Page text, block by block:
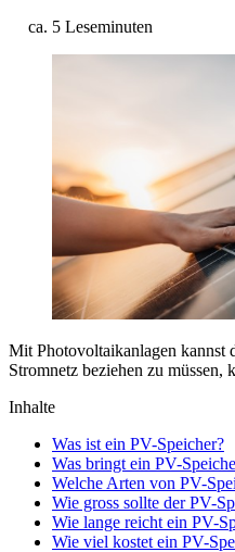
ca. 5 Leseminuten
Mit Photovoltaikanlagen kannst
Stromnetz beziehen zu
Inhalte
Was ist ein PV-Speicher?
Was bringt ein PV-
Welche Arten von PV-
Wie gross sollte der PV-
Wie lange reicht ein PV-
Wie viel kostet ein PV-